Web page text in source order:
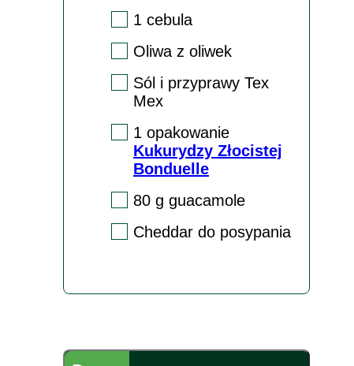
1 cebula
Oliwa z oliwek
Sól i przyprawy Tex
Mex
1 opakowanie
Kukurydzy Złocistej
Bonduelle
80 g guacamole
Cheddar do posypania